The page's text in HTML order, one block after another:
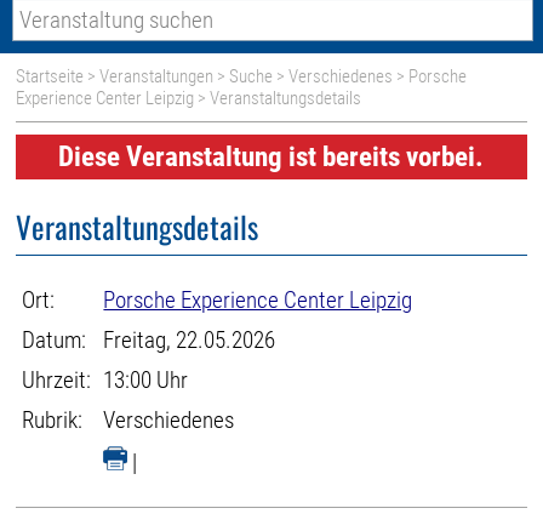
Startseite >Veranstaltungen > Suche >Verschiedenes > Porsche
Experience Center Leipzig > Veranstaltungsdetails
Diese Veranstaltung ist bereits vorbei.
Veranstaltungsdetails
Ort:
Porsche Experience Center Leipzig
Datum:
Freitag, 22.05.2026
Uhrzeit: 13:00 Uhr
Rubrik:
Verschiedenes
|